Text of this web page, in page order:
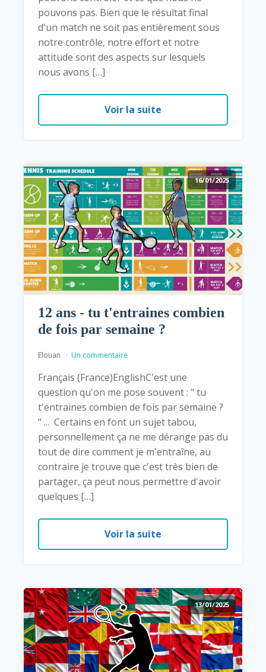
pouvons pas. Bien que le résultat final
d'un match ne soit pas entièrement sous
notre contrôle, notre effort et notre
attitude sont des aspects sur lesquels
nous avons […]
Voir la suite
16/01/2025
12 ans - tu t'entraines combien
de fois par semaine ?
Elouan Un commentaire
Français (France)EnglishC'est une
question qu'on me pose souvent : " tu
t'entraines combien de fois par semaine ?
" ... Certains en font un sujet tabou,
personnellement ça ne me dérange pas du
tout de dire comment je m'entraîne, au
contraire je trouve que c'est très bien de
partager, ça peut nous permettre d'avoir
quelques […]
Voir la suite
13/01/2025